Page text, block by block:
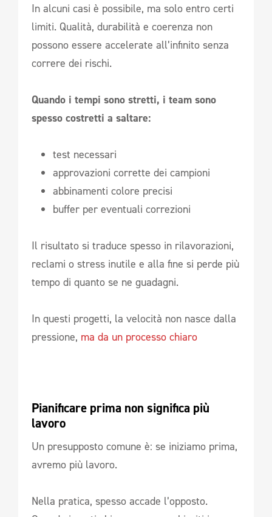
In alcuni casi è possibile, ma solo entro certi
limiti. Qualità, durabilità e coerenza non
possono essere accelerate all’infinito senza
correre dei rischi.
Quando i tempi sono stretti, i team sono
spesso costretti a saltare:
test necessari
approvazioni corrette dei campioni
abbinamenti colore precisi
buffer per eventuali correzioni
Il risultato si traduce spesso in rilavorazioni,
reclami o stress inutile e alla fine si perde più
tempo di quanto se ne guadagni.
In questi progetti, la velocità non nasce dalla
pressione, ma da un processo chiaro
Pianificare prima non significa più
lavoro
Un presupposto comune è: se iniziamo prima,
avremo più lavoro.
Nella pratica, spesso accade l’opposto.